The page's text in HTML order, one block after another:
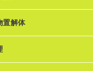
置解体